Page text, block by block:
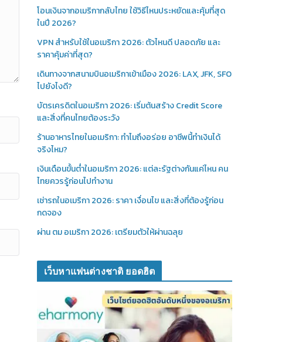
โอนเงินจากอเมริกากลับไทย ใช้วิธีไหนประหยัดและคุ้มที่สุด
ในปี 2026?
VPN สำหรับใช้ในอเมริกา 2026: ตัวไหนดี ปลอดภัย และ
ราคาคุ้มค่าที่สุด?
เดินทางจากสนามบินอเมริกาเข้าเมือง 2026: LAX, JFK, SFO
ไปยังไงดี?
บัตรเครดิตในอเมริกา 2026: เริ่มต้นสร้าง Credit Score
และสิ่งที่คนไทยต้องระวัง
ร้านอาหารไทยในอเมริกา: ทำไมถึงอร่อย อาชีพนี้ทำเงินได้
จริงไหม?
เงินเดือนขั้นต่ำในอเมริกา 2026: แต่ละรัฐต่างกันแค่ไหน คน
ไทยควรรู้ก่อนไปทำงาน
เช่ารถในอเมริกา 2026: ราคา เงื่อนไข และสิ่งที่ต้องรู้ก่อน
กดจอง
ผ่าน ตม อเมริกา 2026: เตรียมตัวให้ผ่านฉลุย
เว็บหาแฟนต่างชาติ ยอดฮิต